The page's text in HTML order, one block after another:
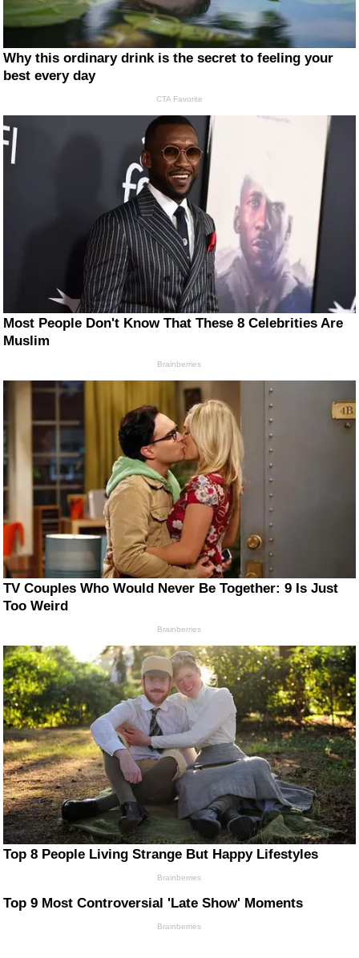
Why this ordinary drink is the secret to feeling your
best every day
CTA Favorite
Most People Don't Know That These 8 Celebrities Are
Muslim
Brainberries
TV Couples Who Would Never Be Together: 9 Is Just
Too Weird
Brainberries
Top 8 People Living Strange But Happy Lifestyles
Brainberries
Top 9 Most Controversial 'Late Show' Moments
Brainberries